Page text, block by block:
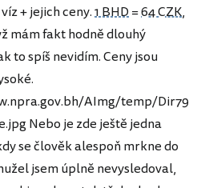
+ jejich ceny.1 BHD=64 CZK,
mám fakt hodně dlouhý
to spíš nevidím. Ceny jsou
AImg/temp/Dir79
Nebo je zde ještě jedna
se člověk alespoň mrkne do
jsem úplně nevysledoval,